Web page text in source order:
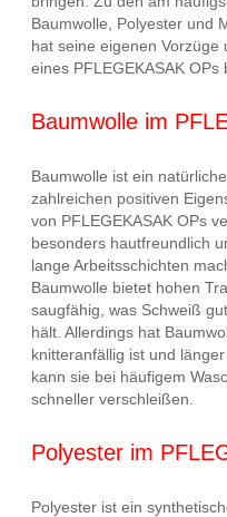
Baumwolle, Polyester und
hat seine eigenen Vorzüge
eines PFLEGEKASAK OPs
Baumwolle im
Baumwolle ist ein
zahlreichen positiven
von PFLEGEKASAK OPs
besonders hautfreundlich
lange Arbeitsschichten
Baumwolle bietet hohen
saugfähig, was Schweiß
hält. Allerdings hat
knitteranfällig ist und
kann sie bei häufigem
schneller verschleißen.
Polyester im
Polyester ist ein